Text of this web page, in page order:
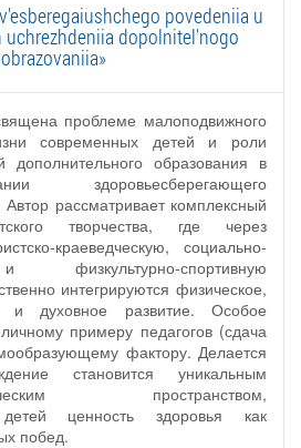
povedeniia u
dopolnitel'nogo
obrazovaniia»
проблеме малоподвижного
современных детей и роли
дополнительного образования в
здоровьесберегающего
Автор рассматривает комплексный
творчества, где через
краеведческую, социально-
спортивную
интегрируются физическое,
и духовное развитие. Особое
примеру педагогов (сдача
фактору. Делается
становится уникальным
пространством,
ценность здоровья как
побед.